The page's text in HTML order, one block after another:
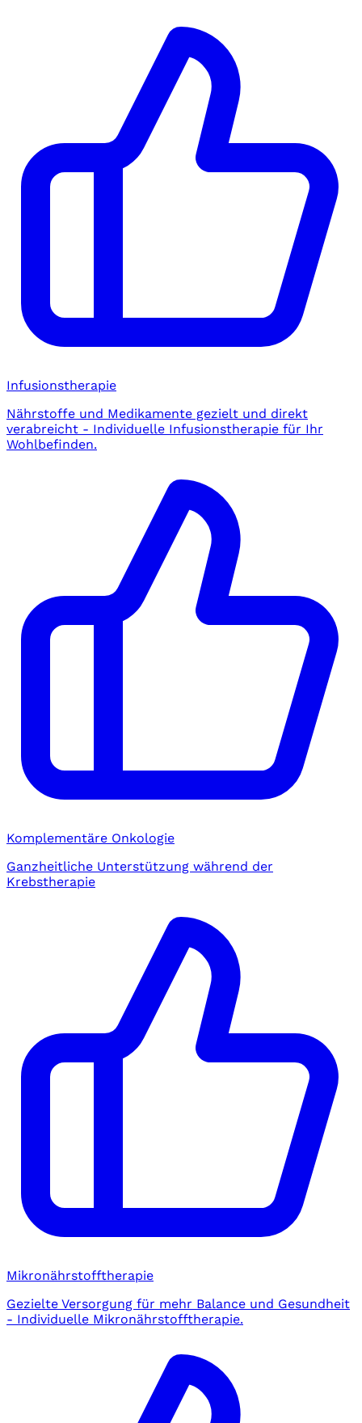
Infusionstherapie
Nährstoffe und Medikamente gezielt und direkt
verabreicht - Individuelle Infusionstherapie für Ihr
Wohlbefinden.
Komplementäre Onkologie
Ganzheitliche Unterstützung während der
Krebstherapie
Mikronährstofftherapie
Gezielte Versorgung für mehr Balance und Gesundheit
- Individuelle Mikronährstofftherapie.